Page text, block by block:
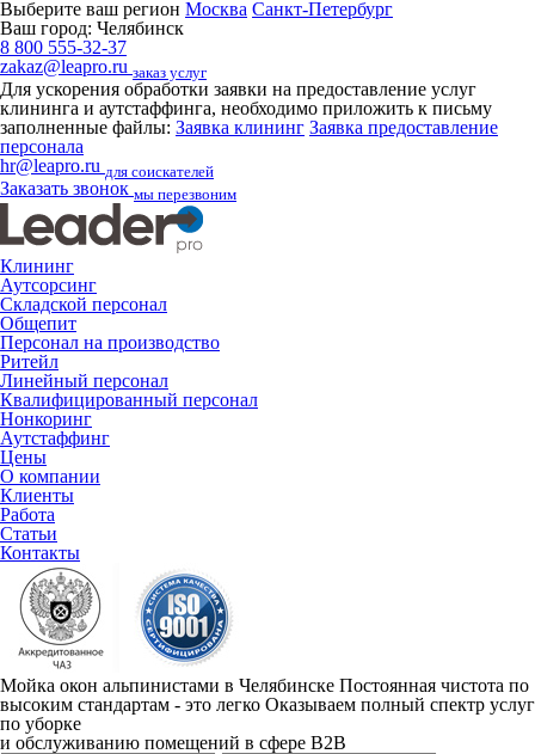
Выберите ваш регион Москва Санкт-Петербург
Ваш город: Челябинск
8 800 555-32-37
zakaz@leapro.ru заказ услуг
Для ускорения обработки заявки на предоставление услуг
клининга и аутстаффинга, необходимо приложить к письму
заполненные файлы: Заявка клининг Заявка предоставление
персонала
hr@leapro.ru для соискателей
Заказать звонок мы перезвоним
Клининг
Аутсорсинг
Складской персонал
Общепит
Персонал на производство
Ритейл
Линейный персонал
Квалифицированный персонал
Нонкоринг
Аутстаффинг
Цены
О компании
Клиенты
Работа
Статьи
Контакты
Мойка окон альпинистами в Челябинске Постоянная чистота по
высоким стандартам - это легко Оказываем полный спектр услуг
по уборке
и обслуживанию помещений в сфере B2B